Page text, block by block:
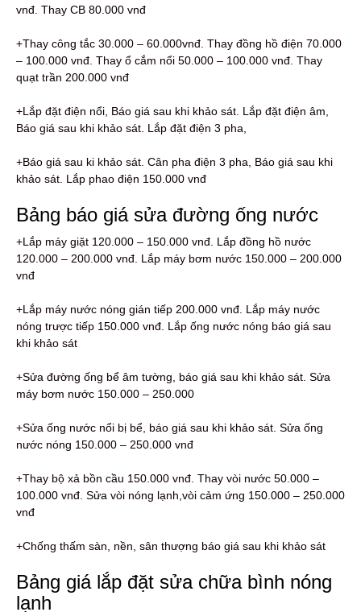
vnđ. Thay CB 80.000 vnđ
+Thay công tắc 30.000 – 60.000vnđ. Thay đồng hồ điện 70.000
– 100.000 vnđ. Thay ổ cắm nổi 50.000 – 100.000 vnđ. Thay
quạt trần 200.000 vnđ
+Lắp đặt điện nổi, Báo giá sau khi khảo sát. Lắp đặt điện âm,
Báo giá sau khi khảo sát. Lắp đặt điện 3 pha,
+Báo giá sau ki khảo sát. Cân pha điện 3 pha, Báo giá sau khi
khảo sát. Lắp phao điện 150.000 vnđ
Bảng báo giá sửa đường ống nước
+Lắp máy giặt 120.000 – 150.000 vnđ. Lắp đồng hồ nước
120.000 – 200.000 vnđ. Lắp máy bơm nước 150.000 – 200.000
vnđ
+Lắp máy nước nóng gián tiếp 200.000 vnđ. Lắp máy nước
nóng trược tiếp 150.000 vnđ. Lắp ống nước nóng báo giá sau
khi khảo sát
+Sửa đường ống bể âm tường, báo giá sau khi khảo sát. Sửa
máy bơm nước 150.000 – 250.000
+Sửa ống nước nổi bị bể, báo giá sau khi khảo sát. Sửa ống
nước nóng 150.000 – 250.000 vnđ
+Thay bộ xả bồn cầu 150.000 vnđ. Thay vòi nước 50.000 –
100.000 vnđ. Sửa vòi nóng lạnh,vòi cảm ứng 150.000 – 250.000
vnđ
+Chống thấm sàn, nền, sân thượng báo giá sau khi khảo sát
Bảng giá lắp đặt sửa chữa bình nóng
lạnh